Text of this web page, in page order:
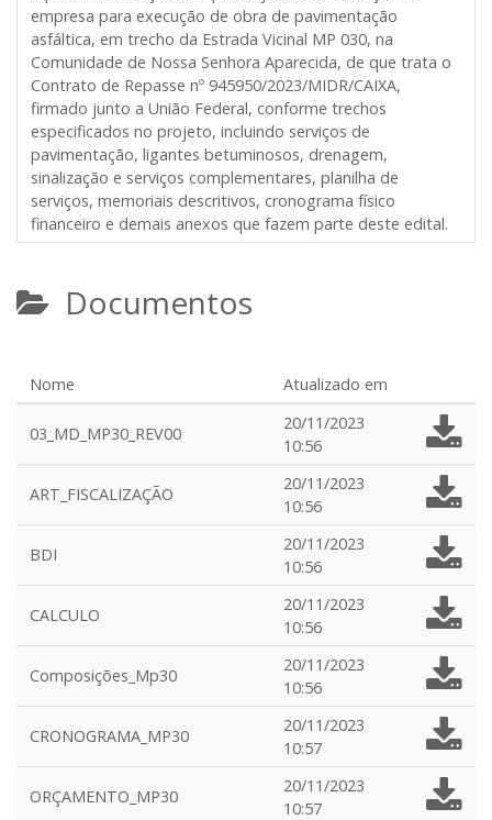
empresa para execução de obra de pavimentação
asfáltica, em trecho da Estrada Vicinal MP 030, na
Comunidade de Nossa Senhora Aparecida, de que trata o
Contrato de Repasse nº 945950/2023/MIDR/CAIXA,
firmado junto a União Federal, conforme trechos
especificados no projeto, incluindo serviços de
pavimentação, ligantes betuminosos, drenagem,
sinalização e serviços complementares, planilha de
serviços, memoriais descritivos, cronograma físico
financeiro e demais anexos que fazem parte deste edital.
Documentos
Nome Atualizado em
03_MD_MP30_REV00
20/11/2023
10:56
ART_FISCALIZAÇÃO
20/11/2023
10:56
BDI
20/11/2023
10:56
CALCULO
20/11/2023
10:56
Composições_Mp30
20/11/2023
10:56
CRONOGRAMA_MP30
20/11/2023
10:57
ORÇAMENTO_MP30
20/11/2023
10:57